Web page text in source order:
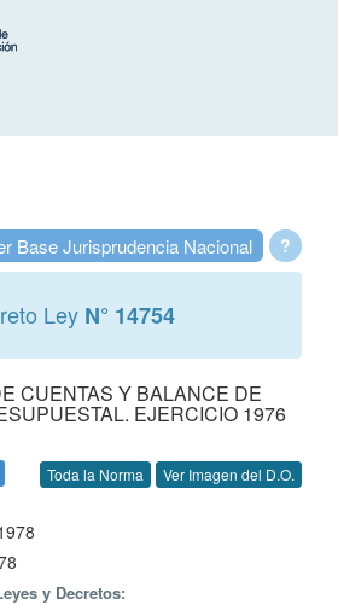
?
Base Jurisprudencia Nacional
Ley N° 14754
CUENTAS Y BALANCE DE
EJERCICIO 1976
Toda la Norma Ver Imagen del D.O.
y Decretos: